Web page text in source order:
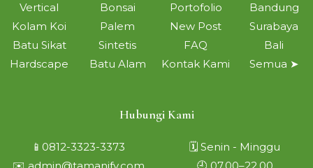
Vertical
Kolam Koi
Batu Sikat
Hardscape
Bonsai
Palem
Sintetis
Batu Alam
Portofolio
New Post
FAQ
Kontak Kami
Bandung
Surabaya
Bali
Semua ➤
Hubungi Kami
📱0812-3323-3373
🗓 Senin - Minggu